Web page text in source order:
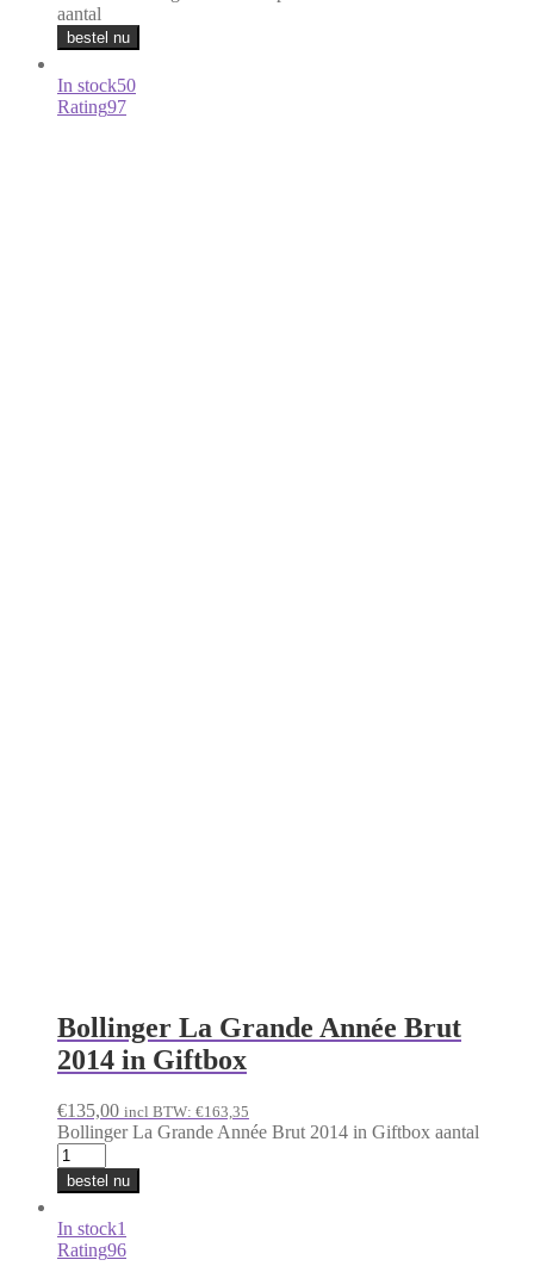
aantal
bestel nu
In stock50
Rating97
Bollinger La Grande Année Brut
2014 in Giftbox
€135,00 incl BTW: €163,35
Bollinger La Grande Année Brut 2014 in Giftbox aantal
bestel nu
In stock1
Rating96